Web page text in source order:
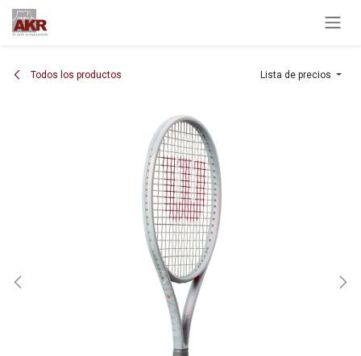
Ir al contenido
Todos los productos Lista de precios